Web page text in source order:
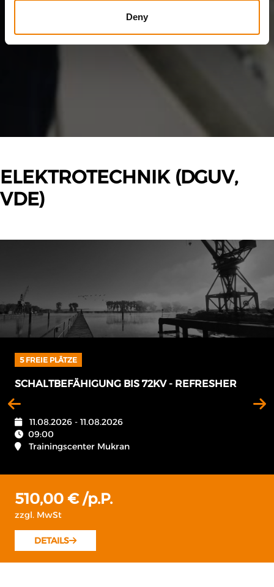
Deny
ELEKTROTECHNIK (DGUV,
VDE)
8 FREIE PLÄTZE
SGRE SPEZIAL TRAINING - JÄHRLICHE
12.08.2026 - 12.08.2026
09:00
Trainingscenter Mukran
560,00 € /p.P.
zzgl. MwSt
DETAILS